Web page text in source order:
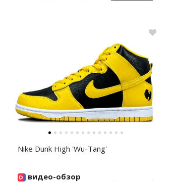
Nike Dunk High 'Wu-Tang'
видео-обзор